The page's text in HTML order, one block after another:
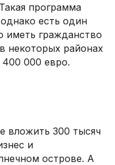
программа
есть один
гражданство
некоторых районах
000 евро.
вложить 300 тысяч
и
острове. А